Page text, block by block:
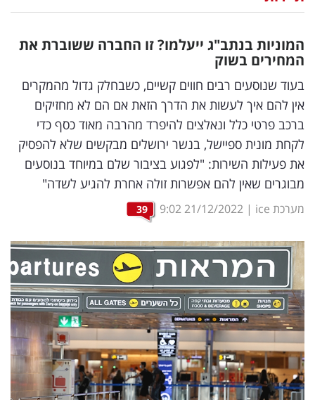
דיגיטל
וטק
שיווק
ופרסום
משפט
מדדים
דעות
רכילות
עסקית
קריפטו
ויראלי
המוניות בנתב"ג ייעלמו? זו החברה ששוברת את
המחירים בשוק
בעוד שנוסעים רבים חווים קשיים, כשבחלק גדול מהמקרים
אין להם איך לעשות את הדרך הזאת אם הם לא מחזיקים
ברכב פרטי כלל ונאלצים להיפרד מהרבה מאוד כסף כדי
לקחת מונית ספיישל, בנשר ירושלים מבקשים שלא להפסיק
את פעילות השירות: "לפגוע בציבור שלם במיוחד בנוסעים
מבוגרים שאין להם אפשרות זולה אחרת להגיע לשדה"
מערכת ice |
21/12/2022
9:02
39